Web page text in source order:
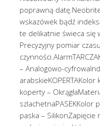
poprawną
wskazówek bądź
te delikatnie świeca się
Precyzyjny pomiar
– Analogowo-
koperty –
szlachetnaPASEKKolor
paska –